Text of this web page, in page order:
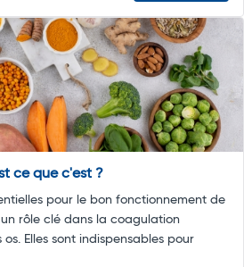
ce que c'est ?
pour le bon fonctionnement de
rôle clé dans la coagulation
Elles sont indispensables pour